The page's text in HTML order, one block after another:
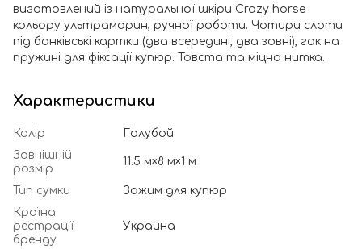
виготовлений із натуральної шкіри Crazy horse
кольору ультрамарин, ручної роботи. Чотири слоти
під банківські картки (два всередині, два зовні), гак на
пружині для фіксації купюр. Товста та міцна нитка.
Характеристики
Колір
Голубой
Зовнішній
розмір
11.5 м×8 м×1 м
Тип сумки
Зажим для купюр
Країна
рестрації
бренду
Украина